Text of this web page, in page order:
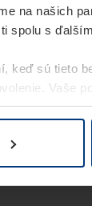
na našich
spolu s
keď sú tieto
Vaše
osobných